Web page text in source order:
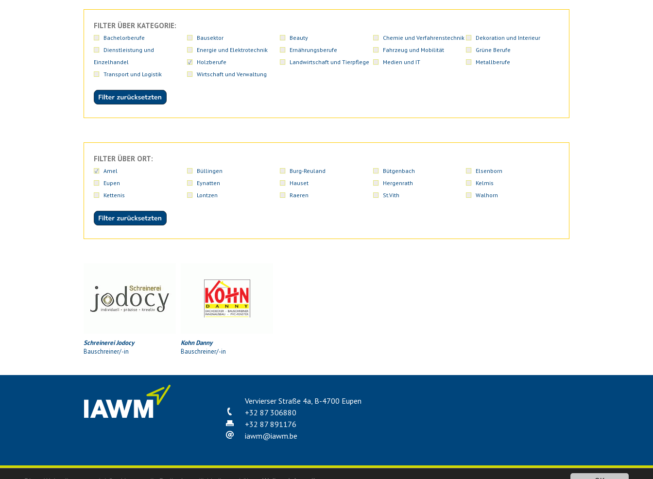
FILTER ÜBER KATEGORIE:
Bachelorberufe Bausektor Beauty Chemie und Verfahrenstechnik
Dekoration und Interieur
Dienstleistung und
Einzelhandel
Energie und Elektrotechnik Ernährungsberufe Fahrzeug und Mobilität
Grüne Berufe
Holzberufe
Landwirtschaft und Tierpflege Medien und IT
Metallberufe
Transport und Logistik
Wirtschaft und Verwaltung
FILTER ÜBER ORT:
Amel Büllingen Burg-Reuland Bütgenbach
Elsenborn
Eupen
Eynatten Hauset Hergenrath
Kelmis
Kettenis
Lontzen Raeren St.Vith Walhorn
Schreinerei Jodocy
Bauschreiner/-in
Kohn Danny
Bauschreiner/-in
Vervierser Straße 4a, B-4700 Eupen
+32 87 306880
+32 87 891176
iawm@iawm.be